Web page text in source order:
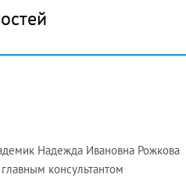
Надежда Ивановна Рожкова
консультантом